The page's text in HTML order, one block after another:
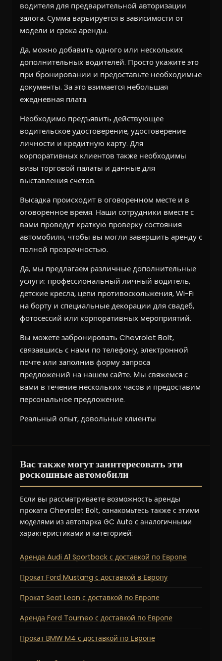
водителя для предварительной авторизации
залога. Сумма варьируется в зависимости от
модели и срока аренды.
Да, можно добавить одного или нескольких
дополнительных водителей. Просто укажите это
при бронировании и предоставьте необходимые
документы. За это взимается небольшая
ежедневная плата.
Необходимо предъявить действующее
водительское удостоверение, удостоверение
личности и кредитную карту. Для
корпоративных клиентов также необходимы
визы торговой палаты и данные для
выставления счетов.
Высадка происходит в оговоренном месте и в
оговоренное время. Наши сотрудники вместе с
вами проведут краткую проверку состояния
автомобиля, чтобы вы могли завершить аренду с
полной прозрачностью.
Да, мы предлагаем различные дополнительные
услуги: профессиональный личный водитель,
детские кресла, цепи противоскольжения, Wi-Fi
на борту и специальные декорации для свадеб,
фотосессий или корпоративных мероприятий.
Вы можете забронировать Chevrolet Bolt,
связавшись с нами по телефону, электронной
почте или заполнив форму запроса
предложений на нашем сайте. Мы свяжемся с
вами в течение нескольких часов и предоставим
персональное предложение.
Реальный опыт, довольные клиенты
Вас также могут заинтересовать эти
роскошные автомобили
Если вы рассматриваете возможность аренды
проката Chevrolet Bolt, ознакомьтесь также с этими
моделями из автопарка GC Auto с аналогичными
характеристиками и категорией:
Аренда Audi A1 Sportback с доставкой по Европе
Прокат Ford Mustang с доставкой в Европу
Прокат Seat Leon с доставкой по Европе
Аренда Ford Tourneo с доставкой по Европе
Прокат BMW M4 с доставкой по Европе